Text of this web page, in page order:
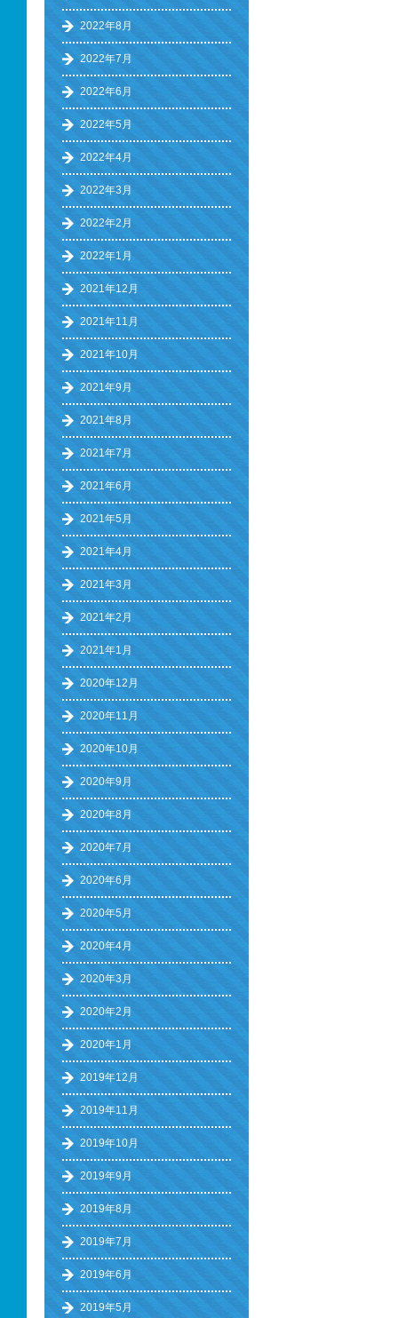
2022年8月
2022年7月
2022年6月
2022年5月
2022年4月
2022年3月
2022年2月
2022年1月
2021年12月
2021年11月
2021年10月
2021年9月
2021年8月
2021年7月
2021年6月
2021年5月
2021年4月
2021年3月
2021年2月
2021年1月
2020年12月
2020年11月
2020年10月
2020年9月
2020年8月
2020年7月
2020年6月
2020年5月
2020年4月
2020年3月
2020年2月
2020年1月
2019年12月
2019年11月
2019年10月
2019年9月
2019年8月
2019年7月
2019年6月
2019年5月